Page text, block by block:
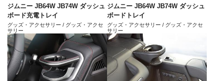
ジムニー JB64W JB74W ダッシュ
ボード充電トレイ
グッズ・アクセサリー / グッズ・アクセ
サリー
ジムニー JB64W JB74W ダッシュ
ボードトレイ
グッズ・アクセサリー / グッズ・アクセ
サリー